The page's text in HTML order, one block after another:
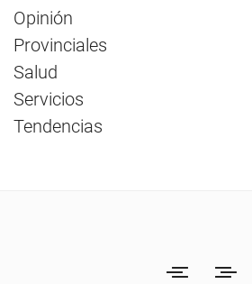
Opinión
Provinciales
Salud
Servicios
Tendencias